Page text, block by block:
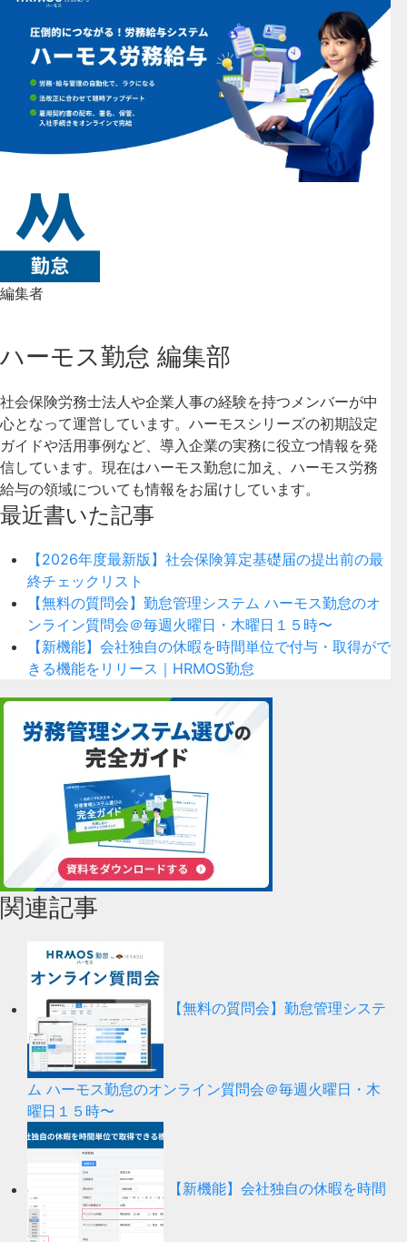
編集者
ハーモス勤怠 編集部
社会保険労務士法人や企業人事の経験を持つメンバーが中
心となって運営しています。ハーモスシリーズの初期設定
ガイドや活用事例など、導入企業の実務に役立つ情報を発
信しています。現在はハーモス勤怠に加え、ハーモス労務
給与の領域についても情報をお届けしています。
最近書いた記事
【2026年度最新版】社会保険算定基礎届の提出前の最
終チェックリスト
【無料の質問会】勤怠管理システム ハーモス勤怠のオ
ンライン質問会＠毎週火曜日・木曜日１５時〜
【新機能】会社独自の休暇を時間単位で付与・取得がで
きる機能をリリース｜HRMOS勤怠
関連記事
【無料の質問会】勤怠管理システ
ム ハーモス勤怠のオンライン質問会＠毎週火曜日・木
曜日１５時〜
【新機能】会社独自の休暇を時間